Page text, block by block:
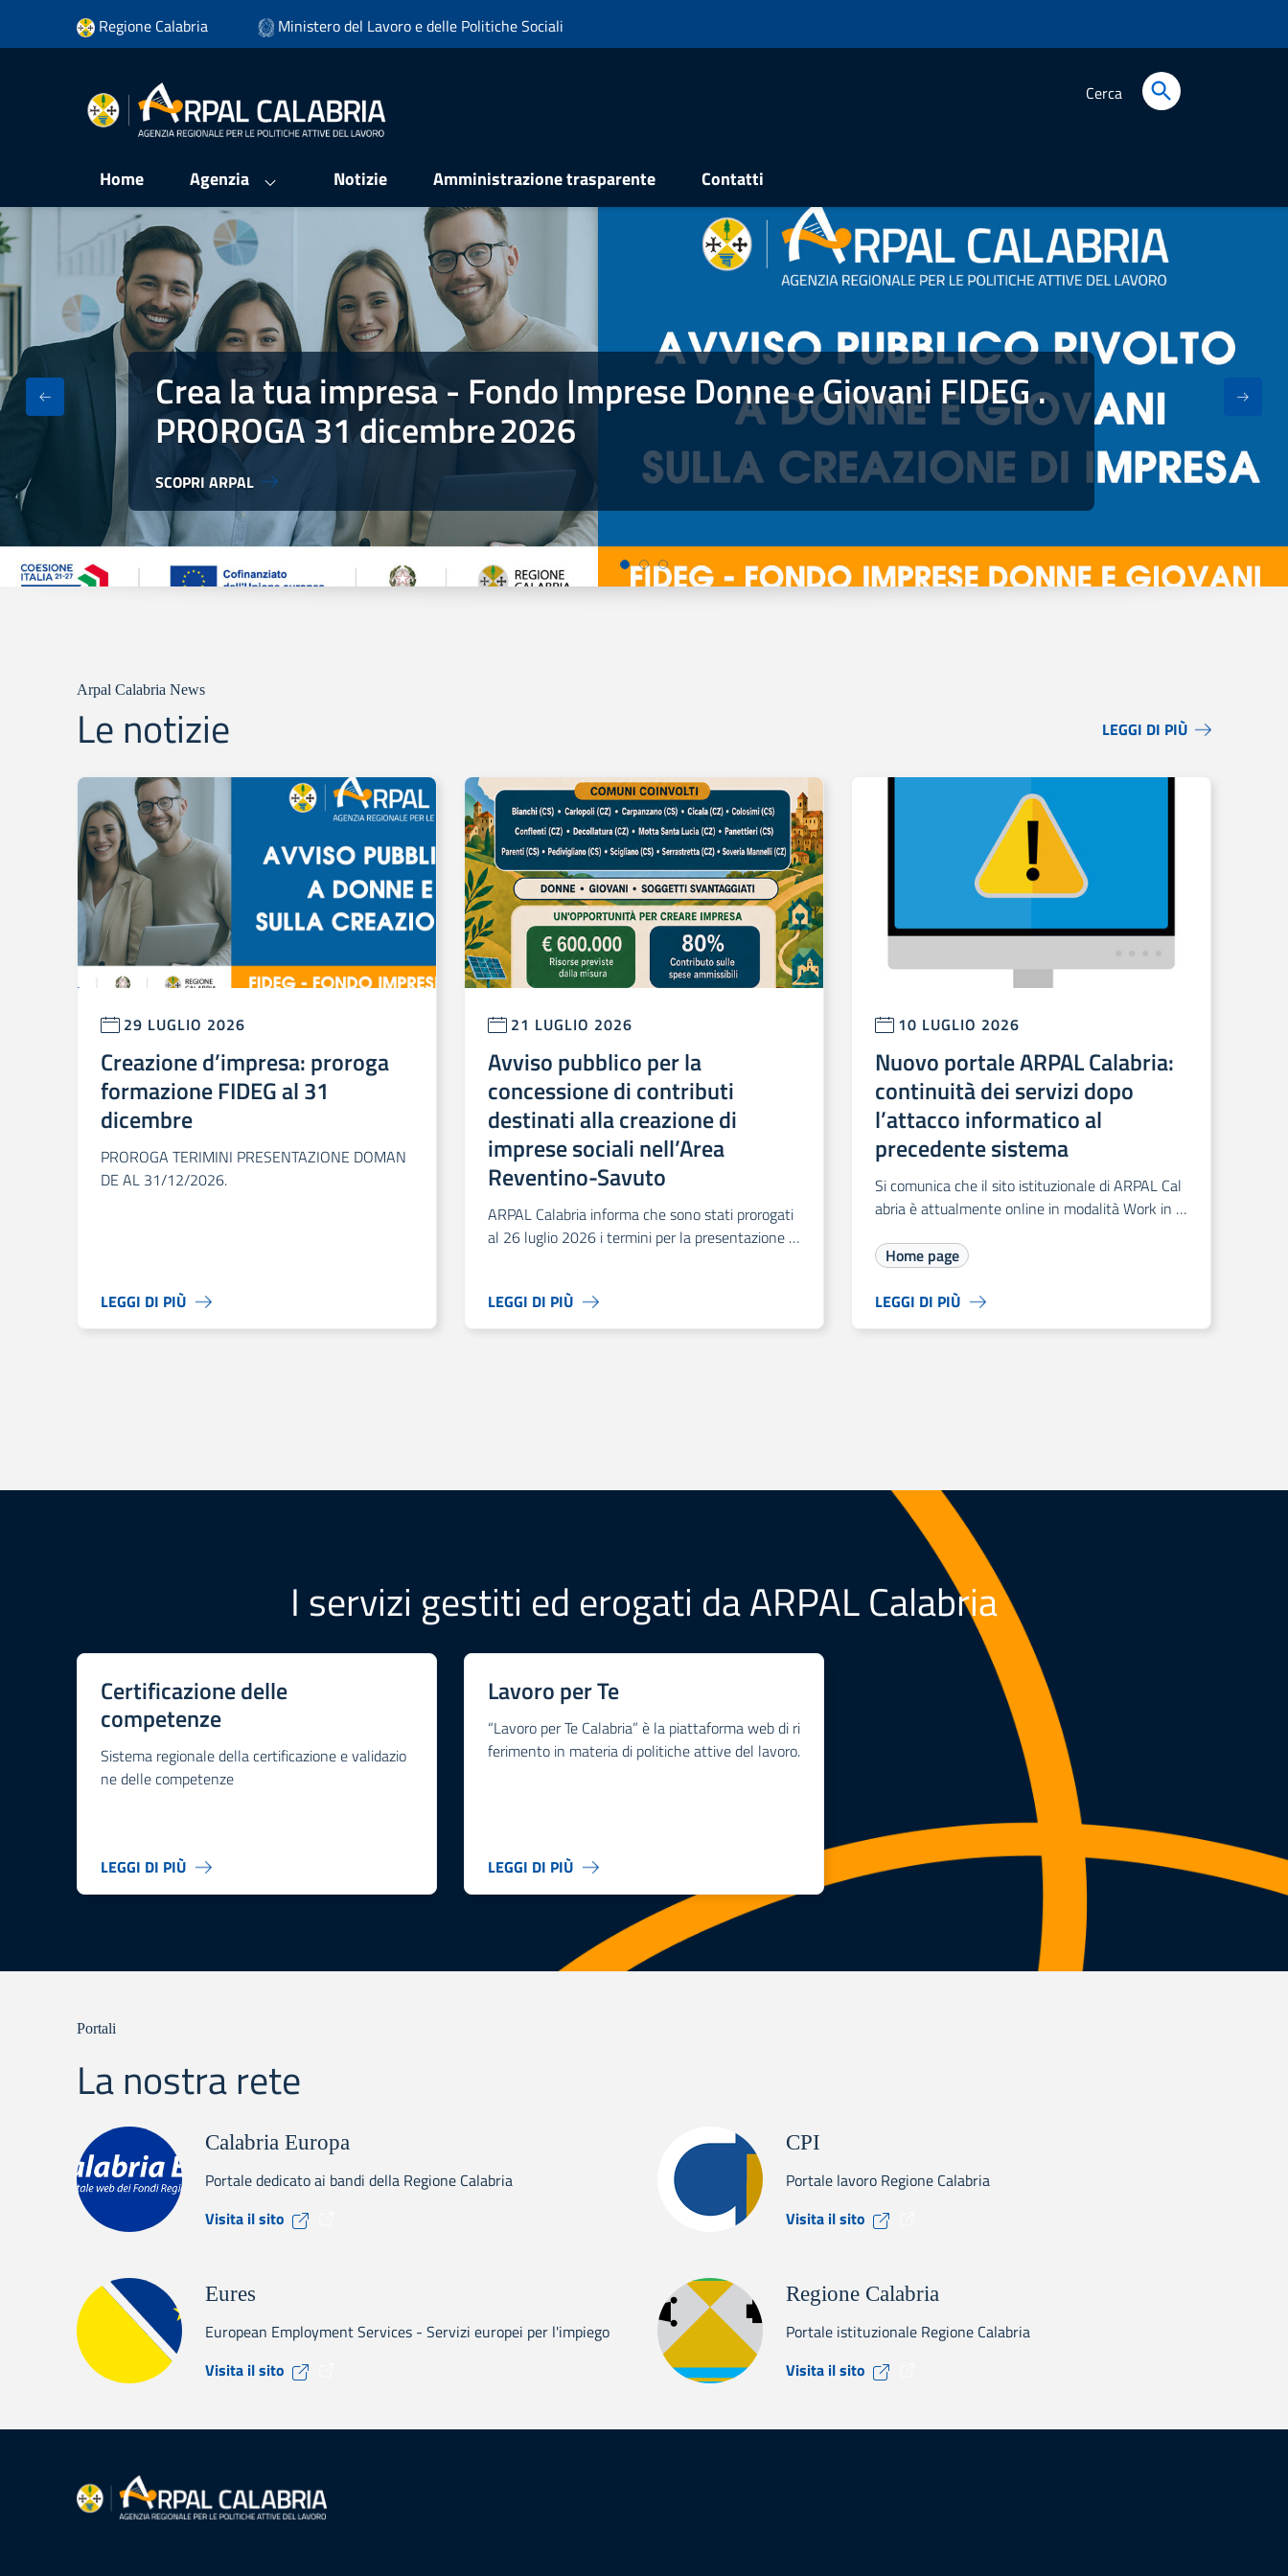
Vai ai contenuti
Vai al menu di navigazione
Regione Calabria Ministero del Lavoro e delle Politiche Sociali
Home Agenzia Notizie Amministrazione trasparente Contatti
Crea la tua impresa - Fondo Imprese Donne e Giovani FIDEG . PROROGA 31 dicembre 2026
Crea la tua impresa - Fondo Imprese Donne e Giovani FIDEG .
PROROGA 31 dicembre2026
SCOPRI ARPAL
Arpal Calabria News
Le notizie LEGGI DI PIÙ
29 LUGLIO 2026
Creazione d’impresa: proroga
formazione FIDEG al 31
dicembre
PROROGA TERIMINI PRESENTAZIONE DOMAN
DE AL 31/12/2026.
LEGGI DI PIÙ
21 LUGLIO 2026
Avviso pubblico per la
concessione di contributi
destinati alla creazione di
imprese sociali nell’Area
Reventino-Savuto
ARPAL Calabria informa che sono stati prorogati
al 26 luglio 2026 i termini per la presentazione d
i imprese sociali nell’Area Reventino-Savuto.
LEGGI DI PIÙ
10 LUGLIO 2026
Nuovo portale ARPAL Calabria:
continuità dei servizi dopo
l’attacco informatico al
precedente sistema
Si comunica che il sito istituzionale di ARPAL Cal
abria è attualmente online in modalità Work in P
Home page
LEGGI DI PIÙ
I servizi gestiti ed erogati da ARPAL Calabria
Certificazione delle
competenze
Sistema regionale della certificazione e validazio
ne delle competenze
LEGGI DI PIÙ
Lavoro per Te
“Lavoro per Te Calabria” è la piattaforma web di ri
ferimento in materia di politiche attive del lavoro.
LEGGI DI PIÙ
Portali
La nostra rete
Calabria Europa
Portale dedicato ai bandi della Regione Calabria
Visita il sito
CPI
Portale lavoro Regione Calabria
Visita il sito
Eures
European Employment Services - Servizi europei per l'impiego
Visita il sito
Regione Calabria
Portale istituzionale Regione Calabria
Visita il sito